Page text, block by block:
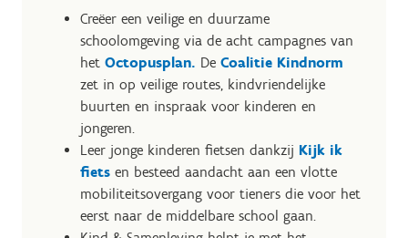
Creëer een veilige en duurzame
schoolomgeving via de acht campagnes van
het Octopusplan. De Coalitie Kindnorm
zet in op veilige routes, kindvriendelijke
buurten en inspraak voor kinderen en
jongeren.
Leer jonge kinderen fietsen dankzij Kijk ik
fiets en besteed aandacht aan een vlotte
mobiliteitsovergang voor tieners die voor het
eerst naar de middelbare school gaan.